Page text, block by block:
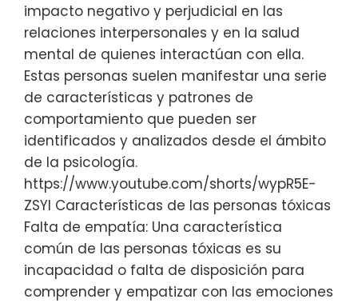
impacto negativo y perjudicial en las
relaciones interpersonales y en la salud
mental de quienes interactúan con ella.
Estas personas suelen manifestar una serie
de características y patrones de
comportamiento que pueden ser
identificados y analizados desde el ámbito
de la psicología.
https://www.youtube.com/shorts/wypR5E-
ZSYI Características de las personas tóxicas
Falta de empatía: Una característica
común de las personas tóxicas es su
incapacidad o falta de disposición para
comprender y empatizar con las emociones